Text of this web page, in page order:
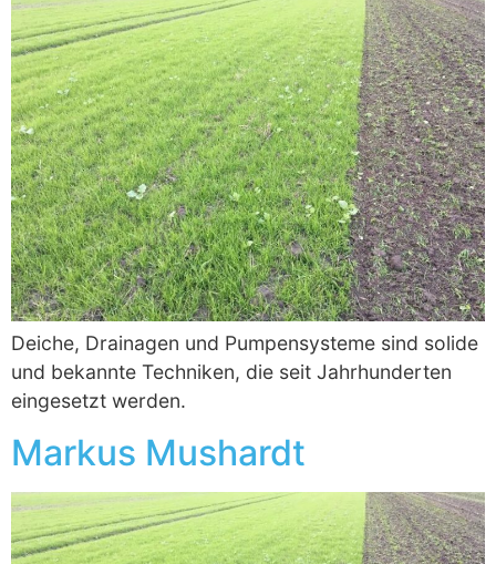
Deiche, Drainagen und Pumpensysteme sind solide
und bekannte Techniken, die seit Jahrhunderten
eingesetzt werden.
Markus Mushardt